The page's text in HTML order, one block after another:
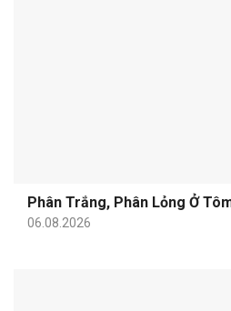
Phân Trắng, Phân Lỏng Ở
06.08.2026